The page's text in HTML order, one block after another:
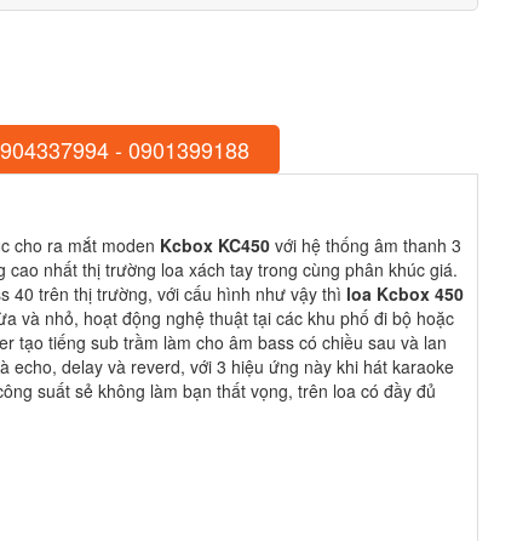
- 0901399188
cho ra mắt moden Kcbox KC450 với hệ thống âm thanh 3
cao nhất thị trường loa xách tay trong cùng phân khúc giá.
40 trên thị trường, với cấu hình như vậy thì loa Kcbox 450
và nhỏ, hoạt động nghệ thuật tại các khu phố đi bộ hoặc
tạo tiếng sub trầm làm cho âm bass có chiều sau và lan
delay và reverd, với 3 hiệu ứng này khi hát karaoke
suất sẻ không làm bạn thất vọng, trên loa có đầy đủ